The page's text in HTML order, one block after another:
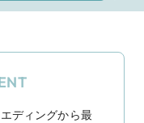
ディングから最